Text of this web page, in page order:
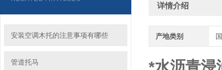
安装空调木托的注意事项有哪些
管道托马
详情介绍
产地类别